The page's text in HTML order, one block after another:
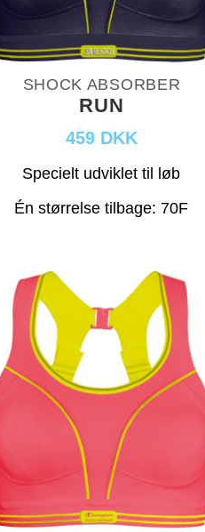
SHOCK ABSORBER
RUN
459 DKK
Specielt udviklet til løb
Én størrelse tilbage: 70F